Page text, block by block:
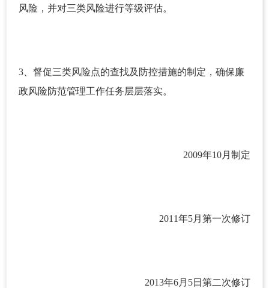
风险，并对三类风险进行等级评估。
3、督促三类风险点的查找及防控措施的制定，确保廉
政风险防范管理工作任务层层落实。
2009年10月制定
2011年5月第一次修订
2013年6月5日第二次修订